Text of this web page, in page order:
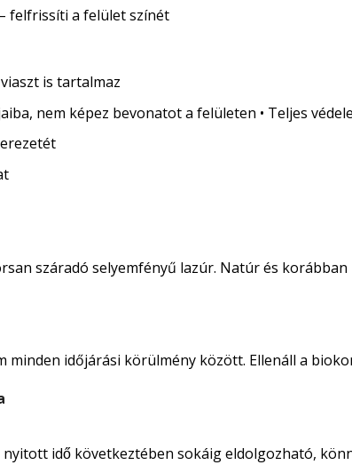
felfrissíti a felület színét
is tartalmaz
nem képez bevonatot a felületen • Teljes
száradó selyemfényű lazúr. Natúr és
minden időjárási körülmény között. Ellenáll a
idő következtében sokáig eldolgozható,